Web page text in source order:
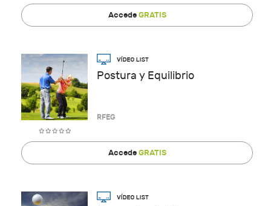
AccedeGRATIS
Postura y Equilibrio
RFEG
AccedeGRATIS